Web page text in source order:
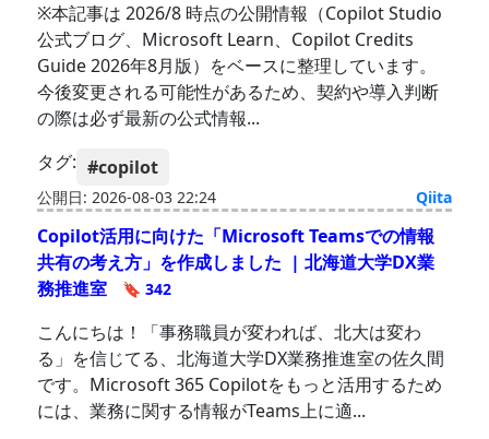
※本記事は 2026/8 時点の公開情報（Copilot Studio
公式ブログ、Microsoft Learn、Copilot Credits
Guide 2026年8月版）をベースに整理しています。
今後変更される可能性があるため、契約や導入判断
の際は必ず最新の公式情報...
タグ: #copilot
公開日: 2026-08-03 22:24 Qiita
Copilot活用に向けた「Microsoft Teamsでの情報
共有の考え方」を作成しました | 北海道大学DX業
務推進室
🔖 342
こんにちは！「事務職員が変われば、北大は変わ
る」を信じてる、北海道大学DX業務推進室の佐久間
です。Microsoft 365 Copilotをもっと活用するため
には、業務に関する情報がTeams上に適...